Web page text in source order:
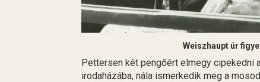
Weiszhaupt úr
Pettersen két pengőért elmegy cipekedni
irodaházába, nála ismerkedik meg a